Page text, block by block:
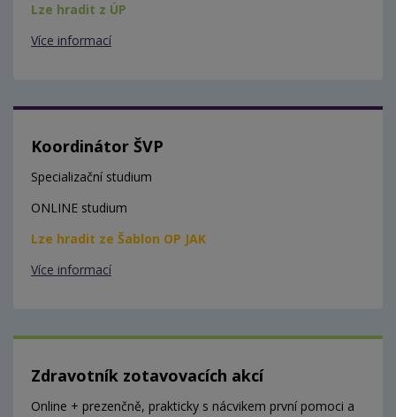
Lze hradit z ÚP
Více informací
Koordinátor ŠVP
Specializační studium
ONLINE studium
Lze hradit ze Šablon OP JAK
Více informací
Zdravotník zotavovacích akcí
Online + prezenčně, prakticky s nácvikem první pomoci a